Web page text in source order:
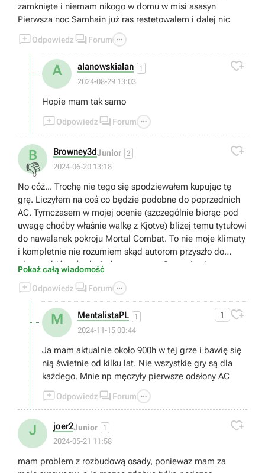
zamknięte i niemam nikogo w domu w misi asasyn
Pierwsza noc Samhain już ras restetowalem i dalej nic
Odpowiedz  Forum 
A alanowskialan 1
2024-08-29 13:03

Hopie mam tak samo
Odpowiedz  Forum 
B
👎
Browney3dJunior 2
2024-06-20 13:18

No cóż... Trochę nie tego się spodziewałem kupując tę
grę. Liczyłem na coś co będzie podobne do poprzednich
AC. Tymczasem w mojej ocenie (szczególnie biorąc pod
uwagę choćby właśnie walkę z Kjotve) bliżej temu tytułowi
do nawalanek pokroju Mortal Combat. To nie moje klimaty
i kompletnie nie rozumiem skąd autorom przyszło do
głowy robić coś tak niedorzecznego. Gra staje się przez to
(przynajmniej dla mnie) kompletnie niegrywalna i
zwyczajnie... nudna. Bo jak się domyślam rozwój postaci
uzależniony jest od tej konkretnej walki. Bez przejścia tego
bossa można zapomnieć o dalszej progresji. Czyli... Moja
przygoda z tym tytułem tutaj się kończy. Dziękuję.
Wysiadam.
Pokaż całą wiadomość
Odpowiedz  Forum 
M MentalistaPL 1
2024-11-15 00:44
1 
Ja mam aktualnie około 900h w tej grze i bawię się
nią świetnie od kilku lat. Nie wszystkie gry są dla
każdego. Mnie np męczyły pierwsze odsłony AC
Odpowiedz  Forum 
J joer2Junior 1
2024-05-21 11:58

mam problem z rozbudową osady, poniewaz mam za